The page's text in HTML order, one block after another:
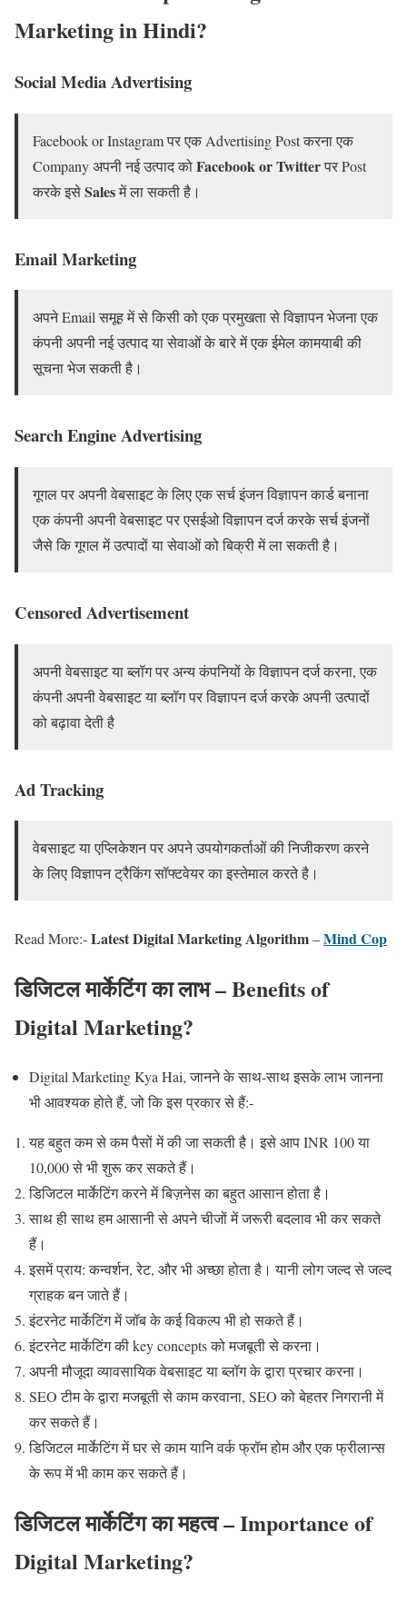
Marketing in Hindi?
Social Media Advertising
Facebook or Instagram पर एक Advertising Post करना एक
Company अपनी नई उत्पाद कोFacebook or Twitterपर Post
करके इसेSalesमें ला सकती है।
Email Marketing
अपने Email समूह में से किसी को एक प्रमुखता से विज्ञापन भेजना एक
कंपनी अपनी नई उत्पाद या सेवाओं के बारे में एक ईमेल कामयाबी की
सूचना भेज सकती है।
Search Engine Advertising
गूगल पर अपनी वेबसाइट के लिए एक सर्च इंजन विज्ञापन कार्ड बनाना
एक कंपनी अपनी वेबसाइट पर एसईओ विज्ञापन दर्ज करके सर्च इंजनों
जैसे कि गूगल में उत्पादों या सेवाओं को बिक्री में ला सकती है।
Censored Advertisement
अपनी वेबसाइट या ब्लॉग पर अन्य कंपनियों के विज्ञापन दर्ज करना, एक
कंपनी अपनी वेबसाइट या ब्लॉग पर विज्ञापन दर्ज करके अपनी उत्पादों
को बढ़ावा देती है
Ad Tracking
वेबसाइट या एप्लिकेशन पर अपने उपयोगकर्ताओं की निजीकरण करने
के लिए विज्ञापन ट्रैकिंग सॉफ्टवेयर का इस्तेमाल करते है।
Read More:-Latest Digital Marketing Algorithm–Mind Cop
डिजिटल मार्केटिंग का लाभ – Benefits of
Digital Marketing?
Digital Marketing Kya Hai, जानने के साथ-साथ इसके लाभ जानना
भी आवश्यक होते हैं, जो कि इस प्रकार से हैं:-
यह बहुत कम से कम पैसों में की जा सकती है। इसे आप INR 100 या
10,000 से भी शुरू कर सकते हैं।
डिजिटल मार्केटिंग करने में बिज़नेस का बहुत आसान होता है।
साथ ही साथ हम आसानी से अपने चीजों में जरूरी बदलाव भी कर सकते
हैं।
इसमें प्राय: कन्वर्शन, रेट, और भी अच्छा होता है। यानी लोग जल्द से जल्द
ग्राहक बन जाते हैं।
इंटरनेट मार्केटिंग में जॉब के कई विकल्प भी हो सकते हैं।
इंटरनेट मार्केटिंग की key concepts को मजबूती से करना।
अपनी मौजूदा व्यावसायिक वेबसाइट या ब्लॉग के द्वारा प्रचार करना।
SEO टीम के द्वारा मजबूती से काम करवाना, SEO को बेहतर निगरानी में
कर सकते हैं।
डिजिटल मार्केटिंग में घर से काम यानि वर्क फ्रॉम होम और एक फ्रीलान्स
के रूप में भी काम कर सकते हैं।
डिजिटल मार्केटिंग का महत्व – Importance of
Digital Marketing?